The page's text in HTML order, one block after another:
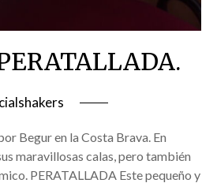
Begur en la Costa Brava. En
maravillosas calas, pero también
PERATALLADA Este pequeño y